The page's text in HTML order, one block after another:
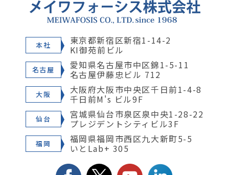
本社 東京都新宿区新宿1-14-2
KI御苑前ビル
名古屋 愛知県名古屋市中区錦1-5-11
名古屋伊藤忠ビル 712
大阪 大阪府大阪市中央区千日前1-4-8
千日前M's ビル9F
仙台 宮城県仙台市泉区泉中央1-28-22
プレジデントシティビル3F
福岡 福岡県福岡市西区九大新町5-5
いとLab+ 305